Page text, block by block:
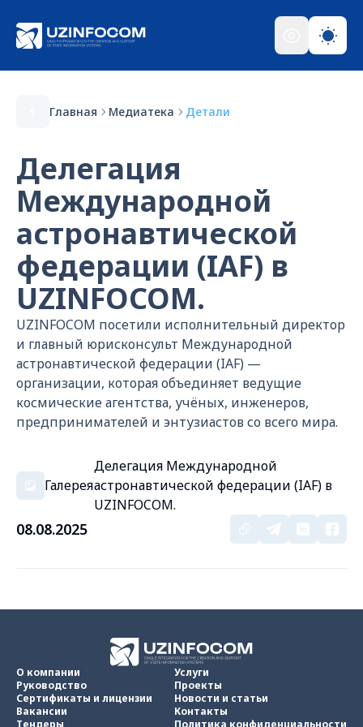
Главная Медиатека Детали
Делегация
Международной
астронавтической
федерации (IAF) в
UZINFOCOM.
UZINFOCOM посетили исполнительный директор
и главный юрисконсульт Международной
астронавтической федерации (IAF) —
организации, которая объединяет ведущие
космические агентства, учёных, инженеров,
предпринимателей и энтузиастов со всего мира.
Галерея
Делегация Международной
астронавтической федерации (IAF) в
UZINFOCOM.
08.08.2025
О компании
Руководство
Сертификаты и лицензии
Вакансии
Услуги
Проекты
Новости и статьи
Контакты